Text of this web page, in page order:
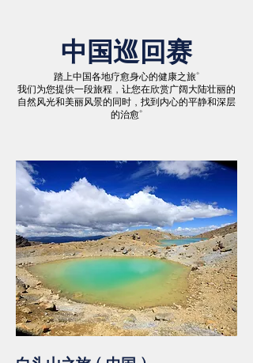
中国巡回赛
踏上中国各地疗愈身心的健康之旅。
我们为您提供一段旅程，让您在欣赏广阔大陆壮丽的
自然风光和美丽风景的同时，找到内心的平静和深层
的治愈。